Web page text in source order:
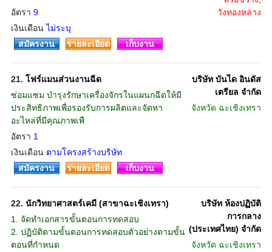
อัตรา 9
เงินเดือนไม่ระบุ
วังทองหลาง
สมัครงาน รายละเอียด เก็บงาน
21. โฟร์แมนส่วนงานฉีด
ซ่อมแซม บำรุงรักษาเครื่องจักรในแผนกฉีดให้มี
ประสิทธิภาพเพื่อรองรับการผลิตและจัดหา
อะไหล่ที่มีคุณภาพเพื
อัตรา 1
เงินเดือน ตามโครงสร้างบริษัท
บริษัท บันได อินดัส
เตรียล จำกัด
จังหวัด ฉะเชิงเทรา
สมัครงาน รายละเอียด เก็บงาน
22. นักวิทยาศาสตร์เคมี (สาขาฉะเชิงเทรา)
1. จัดทำเอกสารขั้นตอนการทดสอบ
2. ปฏิบัติตามขั้นตอนการทดสอบตัวอย่างตามขั้น
ตอนที่กำหนด
บริษัท ห้องปฏิบัติ
การกลาง
(ประเทศไทย) จำกัด
จังหวัด ฉะเชิงเทรา